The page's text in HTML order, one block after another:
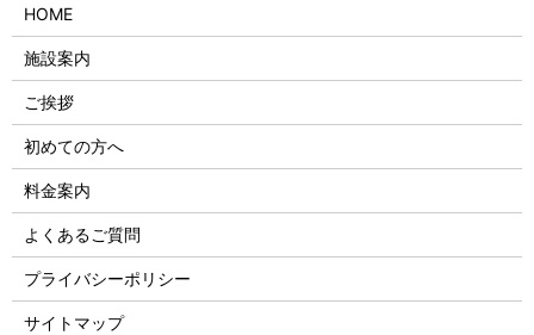
HOME
施設案内
ご挨拶
初めての方へ
料金案内
よくあるご質問
プライバシーポリシー
サイトマップ